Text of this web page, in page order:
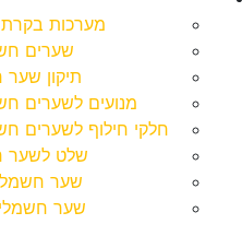
מערכות בקרת
שערים
תיקון
מנועים לשערים
חלקי חילוף לשערים
שלט לשער
שער
שער חשמלי